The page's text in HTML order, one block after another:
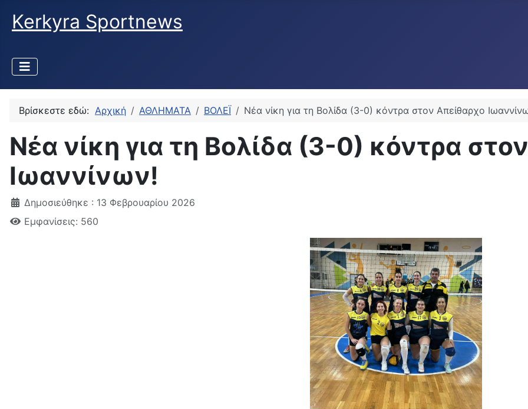
Kerkyra Sportnews
Βρίσκεστε εδώ: Αρχική ΑΘΛΗΜΑΤΑ ΒΟΛΕΪ Νέα νίκη για τη Βολίδα (3-0) κόντρα στον Απείθαρχο
Νέα νίκη για τη Βολίδα (3-0) κόντρα
Ιωαννίνων!
Δημοσιεύθηκε : 13 Φεβρουαρίου 2026
Εμφανίσεις: 560